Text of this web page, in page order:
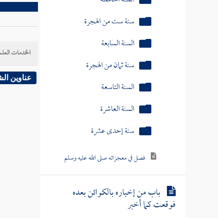
سنة ست من الهجرة
السنة السابعة
سنة ثمان من الهجرة
السنة التاسعة
السنة العاشرة
سنة إحدى عشرة
باب من إخباره بالكوائن بعده
فوقعت كما أخبر
الخدمات
عناوين